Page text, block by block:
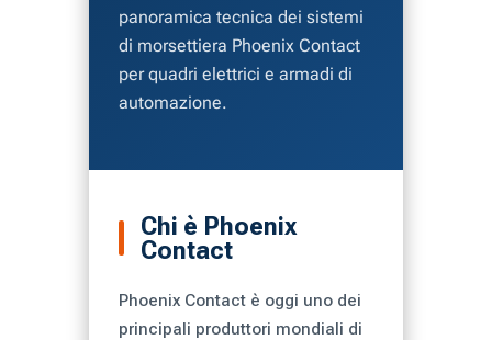
panoramica tecnica dei sistemi
di morsettiera Phoenix Contact
per quadri elettrici e armadi di
automazione.
Chi è Phoenix
Contact
Phoenix Contact è oggi uno dei
principali produttori mondiali di